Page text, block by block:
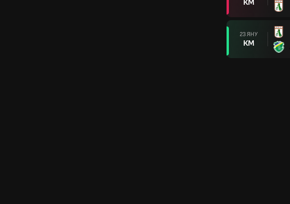
23 ЯНУ
КМ